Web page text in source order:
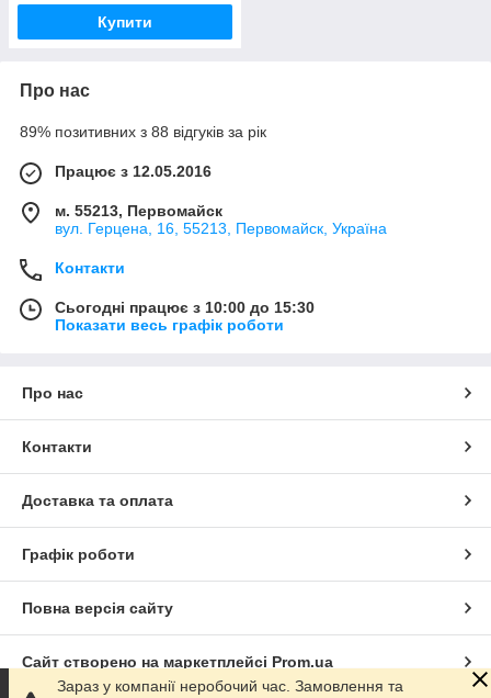
Купити
Про нас
89% позитивних з 88 відгуків за рік
Працює з 12.05.2016
м. 55213, Первомайск
вул. Герцена, 16, 55213, Первомайск, Україна
Контакти
Сьогодні працює з 10:00 до 15:30
Показати весь графік роботи
Про нас
Контакти
Доставка та оплата
Графік роботи
Повна версія сайту
Сайт створено на маркетплейсі Prom.ua
Зараз у компанії неробочий час. Замовлення та